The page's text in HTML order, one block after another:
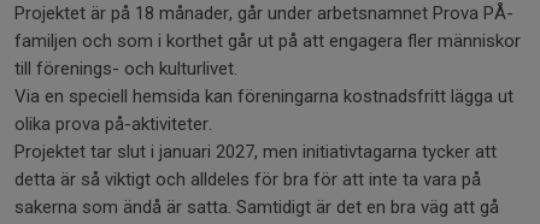
Projektet är på 18 månader, går under arbetsnamnet Prova PÅ-
familjen och som i korthet går ut på att engagera fler människor
till förenings- och kulturlivet.
Via en speciell hemsida kan föreningarna kostnadsfritt lägga ut
olika prova på-aktiviteter.
Projektet tar slut i januari 2027, men initiativtagarna tycker att
detta är så viktigt och alldeles för bra för att inte ta vara på
sakerna som ändå är satta. Samtidigt är det en bra väg att gå